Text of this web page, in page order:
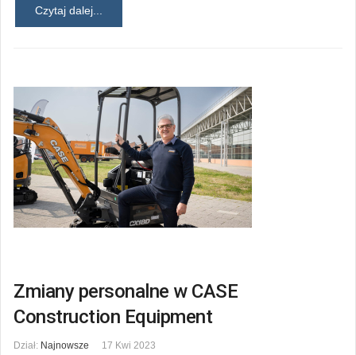
Czytaj dalej...
Zmiany personalne w CASE
Construction Equipment
Dział: Najnowsze 17 Kwi 2023